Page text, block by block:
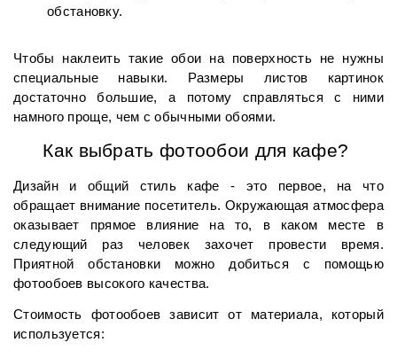
обстановку.
Чтобы наклеить такие обои на поверхность не нужны
специальные навыки. Размеры листов картинок
достаточно большие, а потому справляться с ними
намного проще, чем с обычными обоями.
Как выбрать фотообои для кафе?
Дизайн и общий стиль кафе - это первое, на что
обращает внимание посетитель. Окружающая атмосфера
оказывает прямое влияние на то, в каком месте в
следующий раз человек захочет провести время.
Приятной обстановки можно добиться с помощью
фотообоев высокого качества.
Стоимость фотообоев зависит от материала, который
используется: